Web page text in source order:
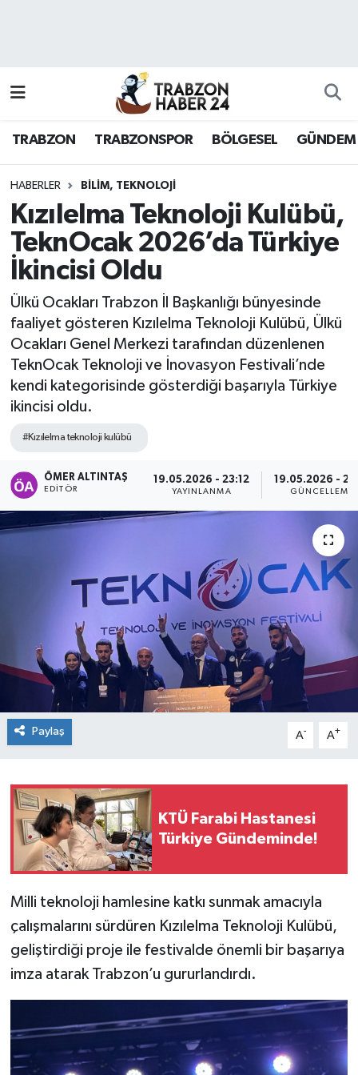
TRABZON TRABZONSPOR BÖLGESEL GÜNDEM
HABERLER BILIM, TEKNOLOJI
Kızılelma Teknoloji Kulübü,
TeknOcak 2026’da Türkiye
İkincisi Oldu
Ülkü Ocakları Trabzon İl Başkanlığı bünyesinde
faaliyet gösteren Kızılelma Teknoloji Kulübü, Ülkü
Ocakları Genel Merkezi tarafından düzenlenen
TeknOcak Teknoloji ve İnovasyon Festivali’nde
kendi kategorisinde gösterdiği başarıyla Türkiye
ikincisi oldu.
#Kızılelma teknoloji kulübü
ÖMER ALTINTAŞ
EDITÖR
19.05.2026 - 23:12
YAYINLANMA
19.05.2026 -
GÜNCELLEME
Paylaş A- A+
KTÜ Farabi Hastanesi
Türkiye Gündeminde!
Milli teknoloji hamlesine katkı sunmak amacıyla
çalışmalarını sürdüren Kızılelma Teknoloji Kulübü,
geliştirdiği proje ile festivalde önemli bir başarıya
imza atarak Trabzon’u gururlandırdı.
Hava Durumu
Namaz Vakitleri
Trafik Durumu
Süper Lig Puan Durumu ve Fikstür
Tüm Manşetler
Son Dakika Haberleri
Haber Arşivi